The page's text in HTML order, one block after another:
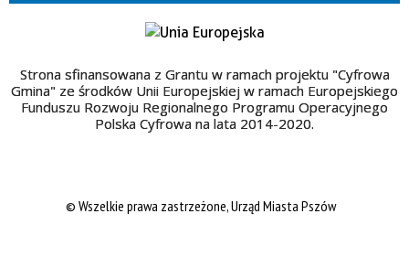
Strona sfinansowana z Grantu w ramach projektu "Cyfrowa
Gmina" ze środków Unii Europejskiej w ramach Europejskiego
Funduszu Rozwoju Regionalnego Programu Operacyjnego
Polska Cyfrowa na lata 2014-2020.
© Wszelkie prawa zastrzeżone, Urząd Miasta Pszów